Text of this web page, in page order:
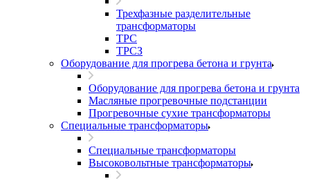
Трехфазные разделительные
трансформаторы
ТРС
ТРСЗ
Оборудование для прогрева бетона и грунта
Оборудование для прогрева бетона и грунта
Масляные прогревочные подстанции
Прогревочные сухие трансформаторы
Специальные трансформаторы
Специальные трансформаторы
Высоковольтные трансформаторы